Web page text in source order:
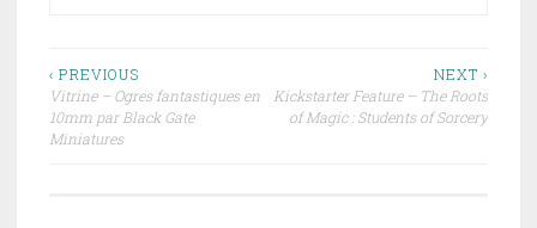
Post navigation
‹ PREVIOUS
Vitrine – Ogres fantastiques en
10mm par Black Gate
Miniatures
NEXT ›
Kickstarter Feature – The Roots
of Magic : Students of Sorcery